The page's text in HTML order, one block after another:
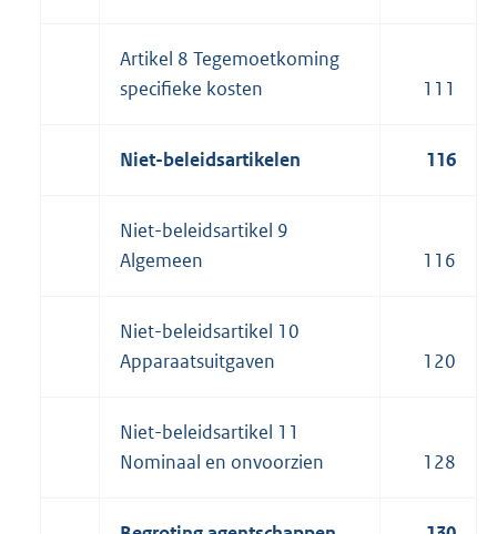
Artikel 8 Tegemoetkoming
specifieke kosten
111
Niet-beleidsartikelen 116
Niet-beleidsartikel 9
Algemeen
116
Niet-beleidsartikel 10
Apparaatsuitgaven
120
Niet-beleidsartikel 11
Nominaal en onvoorzien
128